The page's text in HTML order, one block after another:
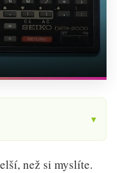
▾
než si myslíte.